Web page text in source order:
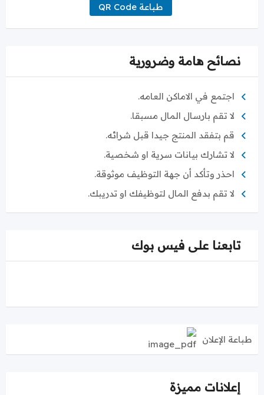
طباعة QR Code
نصائح هامة وضرورية
اجتمع في الاماكن العامه.
لا تقم بارسال المال مسبقا.
قم بتفقد المنتج جيدا قبل شرائه.
لا تشارك بيانات سرية او شخصية.
احذر وتأكد أن جهة التوظيف موثوقة.
لا تقم بدفع المال لتوظيفك او تدريبك.
تابعنا على فيس بوك
طباعة الإعلان
إعلانات مميزة